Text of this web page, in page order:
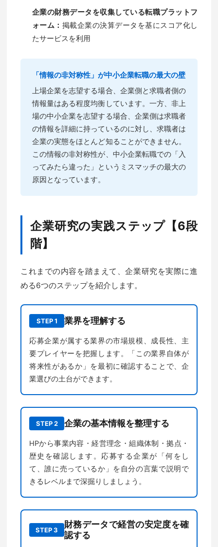
企業の財務データを収集している転職プラットフ
ォーム： 掲載企業の決算データを基にスコア化し
たサービスを利用
「情報の非対称性」が中小企業転職の最大の壁
上場企業を志望する場合、企業側と求職者側の
情報量はある程度均衡しています。一方、非上
場の中小企業を志望する場合、企業側は求職者
の情報を詳細に持っているのに対し、求職者は
企業の実態をほとんど知ることができません。
この情報の非対称性が、中小企業転職での「入
ってみたら違った」というミスマッチの最大の
原因となっています。
企業研究の実践ステップ【6段
階】
これまでの内容を踏まえて、企業研究を実際に進
める6つのステップを紹介します。
STEP 1 業界を理解する
応募企業が属する業界の市場規模、成長性、主
要プレイヤーを把握します。「この業界自体が
将来性があるか」を最初に確認することで、企
業選びの土台ができます。
STEP 2 企業の基本情報を整理する
HPから事業内容・経営理念・組織体制・拠点・
歴史を確認します。応募する企業が「何をし
て、誰に売っているか」を自分の言葉で説明で
きるレベルまで深掘りしましょう。
STEP 3
財務データで経営の安定度を確
認する